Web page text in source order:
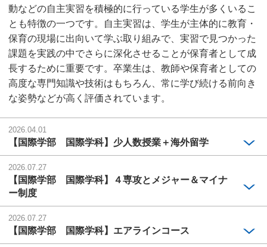
動などの自主実習を積極的に行っている学生が多くいるこ
とも特徴の一つです。自主実習は、学生が主体的に教育・
保育の現場に出向いて学ぶ取り組みで、実習で見つかった
課題を実践の中でさらに深化させることが保育者として成
長するために重要です。卒業生は、教師や保育者としての
高度な専門知識や技術はもちろん、常に学び続ける前向き
な姿勢などが高く評価されています。
2026.04.01
【国際学部 国際学科】少人数授業＋海外留学
2026.07.27
【国際学部 国際学科】４専攻とメジャー＆マイナ
ー制度
2026.07.27
【国際学部 国際学科】エアラインコース